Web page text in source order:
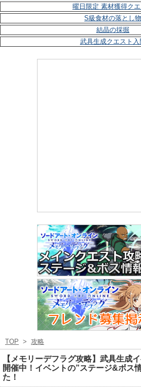
曜日限定 素材獲得クエ
S級食材の落とし物
結晶の採掘
武具生成クエスト入
TOP > 攻略
【メモリーデフラグ攻略】武具生成
開催中！イベントの”ステージ&ボス
た！